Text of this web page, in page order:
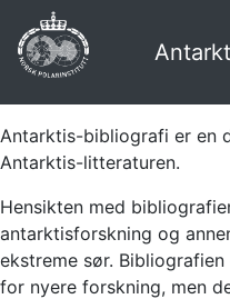
Antarktis-bibliografi er en
Antarktis-litteraturen.
Hensikten med
antarktisforskning og
ekstreme sør.
for nyere forskning, men